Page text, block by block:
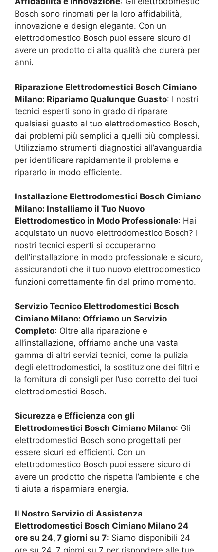
Bosch sono rinomati per la loro affidabilità,
innovazione e design elegante. Con un
elettrodomestico Bosch puoi essere sicuro di
avere un prodotto di alta qualità che durerà per
anni.
Riparazione Elettrodomestici Bosch Cimiano
Milano: Ripariamo Qualunque Guasto: I nostri
tecnici esperti sono in grado di riparare
qualsiasi guasto al tuo elettrodomestico Bosch,
dai problemi più semplici a quelli più complessi.
Utilizziamo strumenti diagnostici all’avanguardia
per identificare rapidamente il problema e
ripararlo in modo efficiente.
Installazione Elettrodomestici Bosch Cimiano
Milano: Installiamo il Tuo Nuovo
Elettrodomestico in Modo Professionale: Hai
acquistato un nuovo elettrodomestico Bosch? I
nostri tecnici esperti si occuperanno
dell’installazione in modo professionale e sicuro,
assicurandoti che il tuo nuovo elettrodomestico
funzioni correttamente fin dal primo momento.
Servizio Tecnico Elettrodomestici Bosch
Cimiano Milano: Offriamo un Servizio
Completo: Oltre alla riparazione e
all’installazione, offriamo anche una vasta
gamma di altri servizi tecnici, come la pulizia
degli elettrodomestici, la sostituzione dei filtri e
la fornitura di consigli per l’uso corretto dei tuoi
elettrodomestici Bosch.
Sicurezza e Efficienza con gli
Elettrodomestici Bosch Cimiano Milano: Gli
elettrodomestici Bosch sono progettati per
essere sicuri ed efficienti. Con un
elettrodomestico Bosch puoi essere sicuro di
avere un prodotto che rispetta l’ambiente e che
ti aiuta a risparmiare energia.
Il Nostro Servizio di Assistenza
Elettrodomestici Bosch Cimiano Milano 24
ore su 24, 7 giorni su 7: Siamo disponibili 24
ore su 24, 7 giorni su 7 per rispondere alle tue